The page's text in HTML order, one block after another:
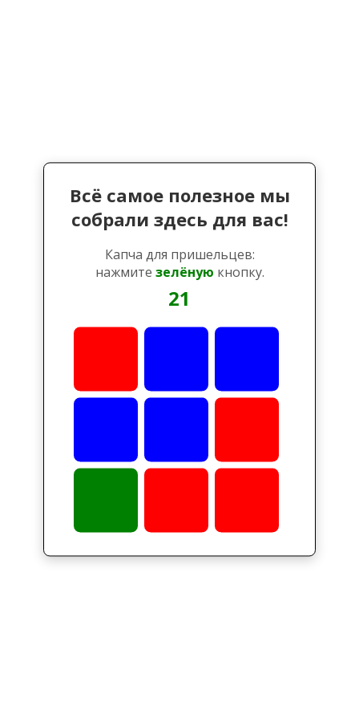
Всё самое полезное мы
собрали здесь для вас!
Капча для пришельцев:
нажмите зелёную кнопку.
21